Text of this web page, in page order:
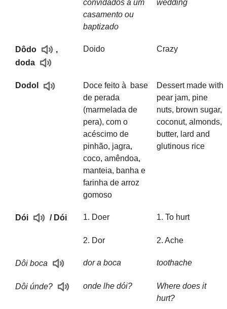
convidados a um
casamento ou
baptizado
wedding
Dôdo
,
doda
Doido Crazy
Dodol
Doce feito à base
de perada
(marmelada de
pera), com o
acéscimo de
pinhão, jagra,
coco, amêndoa,
manteia, banha e
farinha de arroz
gomoso
Dessert made with
pear jam, pine
nuts, brown sugar,
coconut, almonds,
butter, lard and
glutinous rice
Dói / Dói 1. Doer 1. To hurt
2. Dor 2. Ache
Dôi boca dor a boca toothache
Dôi únde? onde lhe dói?
Where does it
hurt?